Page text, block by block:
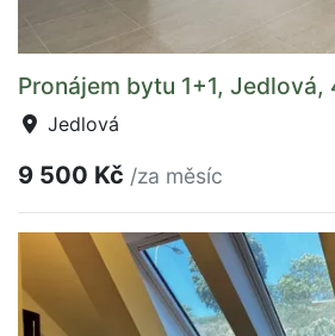
Pronájem bytu 1+1, Jedlová,
Jedlová
9 500 Kč /za měsíc